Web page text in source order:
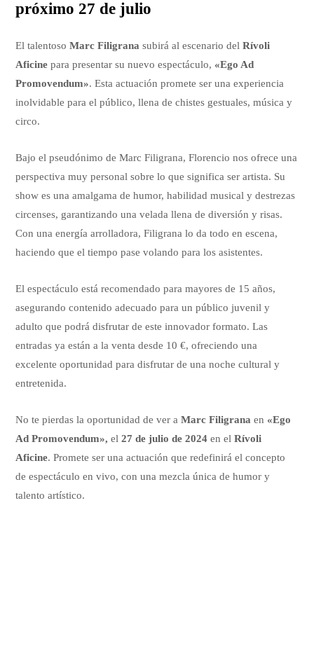
próximo 27 de julio
El talentosoMarc Filigrana subirá al escenario delRívoli
Aficine para presentar su nuevo espectáculo, «Ego Ad
Promovendum». Esta actuación promete ser una experiencia
inolvidable para el público, llena de chistes gestuales, música y
circo.
Bajo el pseudónimo de Marc Filigrana, Florencio nos ofrece una
perspectiva muy personal sobre lo que significa ser artista. Su
show es una amalgama de humor, habilidad musical y destrezas
circenses, garantizando una velada llena de diversión y risas.
Con una energía arrolladora, Filigrana lo da todo en escena,
haciendo que el tiempo pase volando para los asistentes.
El espectáculo está recomendado para mayores de 15 años,
asegurando contenido adecuado para un público juvenil y
adulto que podrá disfrutar de este innovador formato. Las
entradas ya están a la venta desde 10 €, ofreciendo una
excelente oportunidad para disfrutar de una noche cultural y
entretenida.
No te pierdas la oportunidad de ver aMarc Filigrana en «Ego
Ad Promovendum»,el 27 de julio de 2024 en el Rívoli
Aficine. Promete ser una actuación que redefinirá el concepto
de espectáculo en vivo, con una mezcla única de humor y
talento artístico.